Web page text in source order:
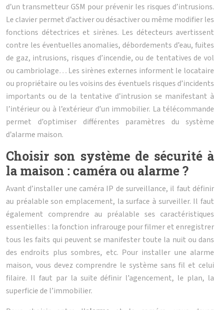
d’un transmetteur GSM pour prévenir les risques d’intrusions.
Le clavier permet d’activer ou désactiver ou même modifier les
fonctions détectrices et sirènes. Les détecteurs avertissent
contre les éventuelles anomalies, débordements d’eau, fuites
de gaz, intrusions, risques d’incendie, ou de tentatives de vol
ou cambriolage… Les sirènes externes informent le locataire
ou propriétaire ou les voisins des éventuels risques d’incidents
importants ou de la tentative d’intrusion se manifestant à
l’intérieur ou à l’extérieur d’un immobilier. La télécommande
permet d’optimiser différentes paramètres du système
d’alarme maison.
Choisir son système de sécurité à
la maison : caméra ou alarme ?
Avant d’installer une caméra IP de surveillance, il faut définir
au préalable son emplacement, la surface à surveiller. Il faut
également comprendre au préalable ses caractéristiques
essentielles : la fonction infrarouge pour filmer et enregistrer
tous les faits qui peuvent se manifester toute la nuit ou dans
des endroits plus sombres, etc. Pour installer une alarme
maison, vous devez comprendre le système sans fil et celui
filaire. Il faut par la suite définir l’agencement, le plan, la
superficie de l’immobilier.